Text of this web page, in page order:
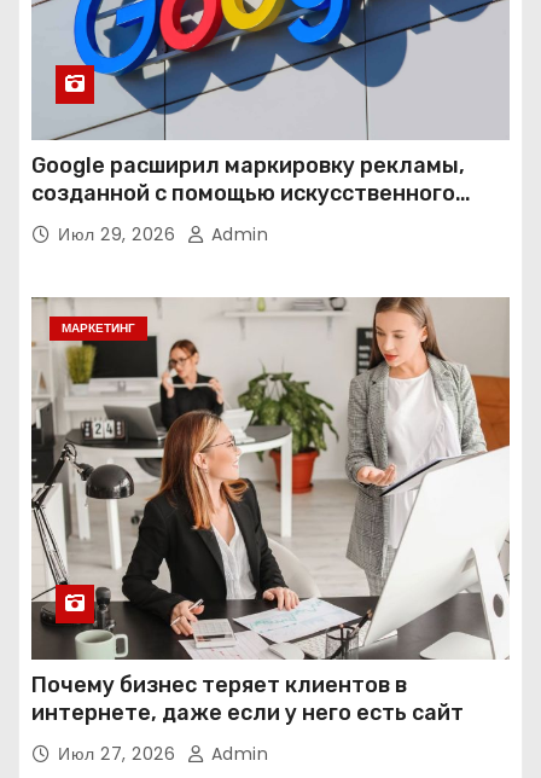
Google расширил маркировку рекламы,
созданной с помощью искусственного
интеллекта
Июл 29, 2026 Admin
МАРКЕТИНГ
Почему бизнес теряет клиентов в
интернете, даже если у него есть сайт
Июл 27, 2026 Admin